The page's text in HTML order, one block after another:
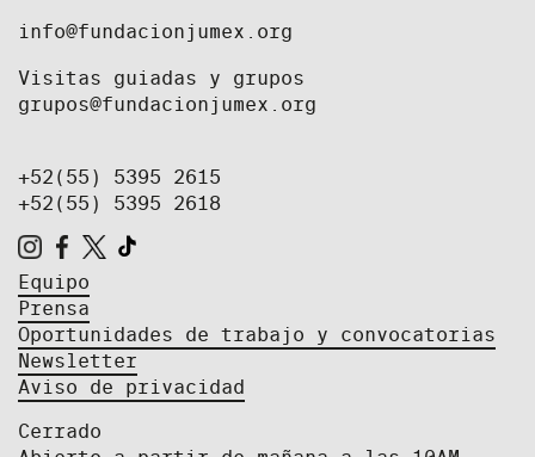
info@fundacionjumex.org
Visitas guiadas y grupos
grupos@fundacionjumex.org
+52(55) 5395 2615
+52(55) 5395 2618
Equipo
Prensa
Oportunidades de trabajo y convocatorias
Newsletter
Aviso de privacidad
Cerrado